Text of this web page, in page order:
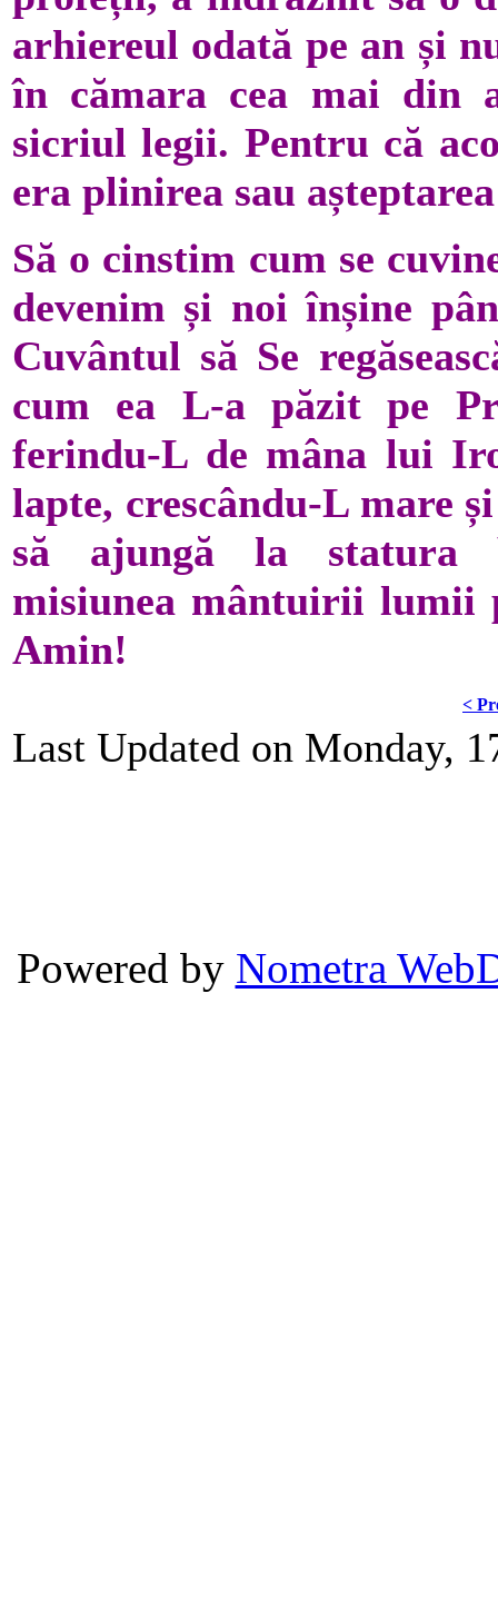
arhiereul odată pe an și
în cămara cea mai din
sicriul legii. Pentru că
era plinirea sau
Să o cinstim cum se
devenim și noi înșine
Cuvântul să Se
cum ea L-a păzit pe
ferindu-L de mâna lui
lapte, crescându-L mare
să ajungă la statura
misiunea mântuirii lumii
Amin!
<
Last Updated on Monday,
Powered by Nometra